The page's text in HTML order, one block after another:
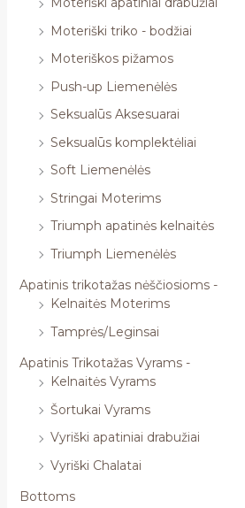
Moteriški triko - bodžiai
Moteriškos pižamos
Push-up Liemenėlės
Seksualūs Aksesuarai
Seksualūs komplektėliai
Soft Liemenėlės
Stringai Moterims
Triumph apatinės kelnaitės
Triumph Liemenėlės
Apatinis trikotažas nėščiosioms -
Kelnaitės Moterims
Tamprės/Leginsai
Apatinis Trikotažas Vyrams -
Kelnaitės Vyrams
Šortukai Vyrams
Vyriški apatiniai drabužiai
Vyriški Chalatai
Bottoms